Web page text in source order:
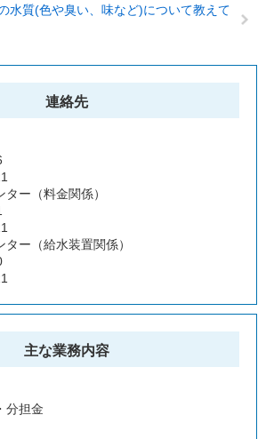
水質(色や臭い、味など)について教えて
連絡先
ー（料金関係）
ー（給水装置関係）
主な業務内容
分担金